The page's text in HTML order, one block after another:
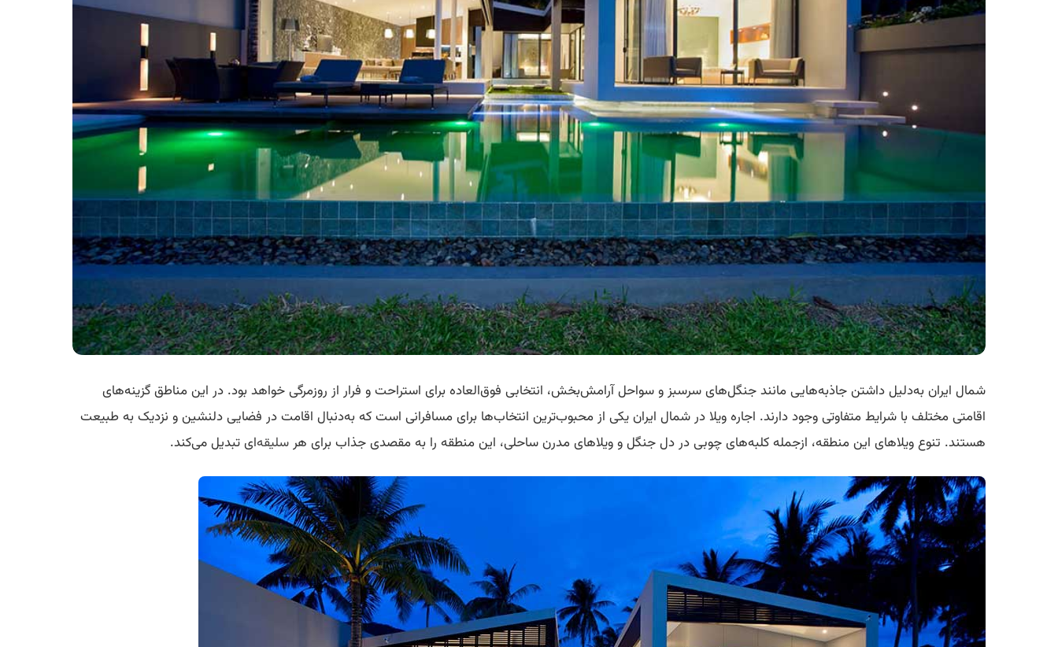
شمال ایران به‌دلیل داشتن جاذبه‌هایی مانند جنگل‌های سرسبز و سواحل آرامش‌بخش، انتخابی فوق‌العاده برای استراحت و فرار از روزمرگی خواهد بود. در این مناطق گزینه‌های
اقامتی مختلف با شرایط متفاوتی وجود دارند. اجاره ویلا در شمال ایران یکی از محبوب‌ترین انتخاب‌ها برای مسافرانی است که به‌دنبال اقامت در فضایی دلنشین و نزدیک به طبیعت
هستند. تنوع ویلاهای این منطقه، ازجمله کلبه‌های چوبی در دل جنگل و ویلاهای مدرن ساحلی، این منطقه را به مقصدی جذاب برای هرسلیقه‌ای تبدیل می‌کند.